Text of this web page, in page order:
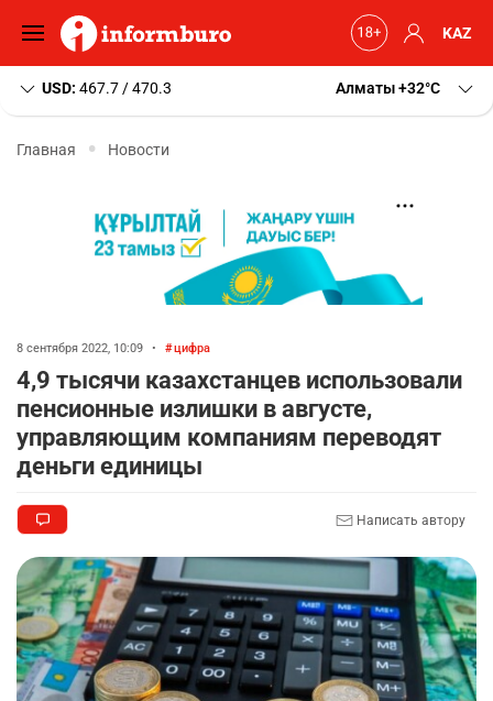
KAZ
USD: 467.7 / 470.3 Алматы+32 C
Главная Новости
8 сентября 2022, 10:09 • цифра
4,9 тысячи казахстанцев использовали
пенсионные излишки в августе,
управляющим компаниям переводят
деньги единицы
Написать автору